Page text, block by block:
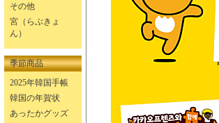
その他
宮（らぶきょ
ん）
季節商品
2025年韓国手帳
韓国の年賀状
あったかグッズ